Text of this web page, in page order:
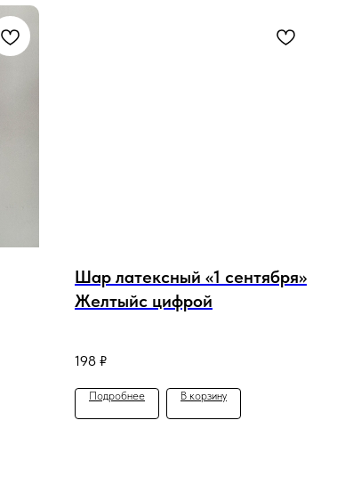
Шар латексный «1 сентября»
Желтыйс цифрой
198 ₽
Подробнее В корзину